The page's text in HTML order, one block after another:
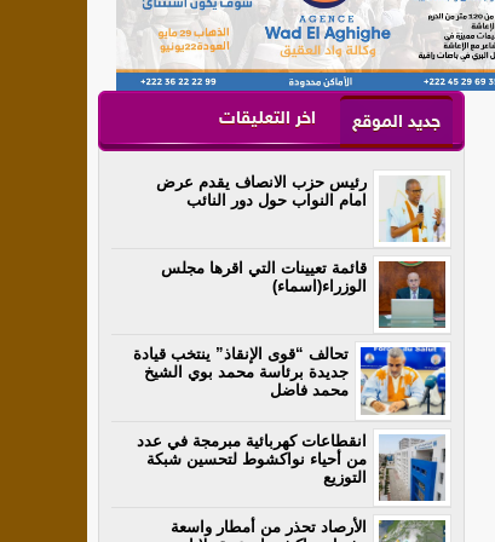
جديد الموقع اخر التعليقات
رئيس حزب الانصاف يقدم عرض
امام النواب حول دور النائب
قائمة تعيينات التي اقرها مجلس
الوزراء(اسماء)
تحالف “قوى الإنقاذ” ينتخب قيادة
جديدة برئاسة محمد بوي الشيخ
محمد فاضل
انقطاعات كهربائية مبرمجة في عدد
من أحياء نواكشوط لتحسين شبكة
التوزيع
الأرصاد تحذر من أمطار واسعة